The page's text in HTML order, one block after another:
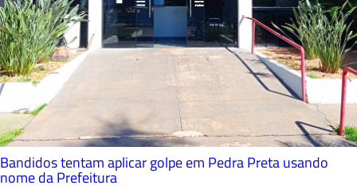
Bandidos tentam aplicar golpe em Pedra Preta usando
nome da Prefeitura